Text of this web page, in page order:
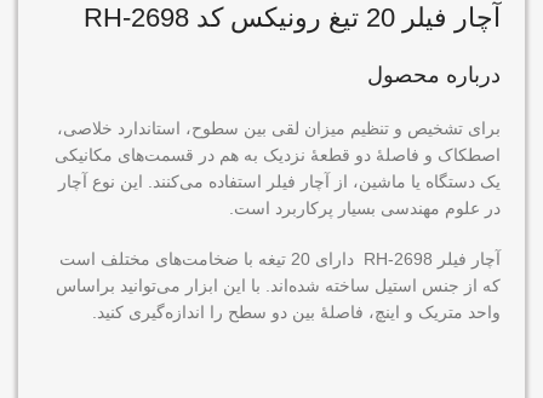
آچار فیلر 20 تیغ رونیکس کد RH-2698
درباره محصول
برای تشخیص و تنظیم میزان لقی بین سطوح، استاندارد خلاصی،
اصطکاک و فاصلۀ دو قطعۀ نزدیک به هم در قسمت‌های مکانیکی
یک دستگاه یا ماشین، از آچار فیلر استفاده می‌کنند. این نوع آچار
در علوم مهندسی بسیار پرکاربرد است.
آچار فیلر RH-2698 دارای 20 تیغه با ضخامت‌های مختلف است
که از جنس استیل ساخته‌ شده‌اند. با این ابزار می‌توانید براساس
واحد متریک و اینچ، فاصلۀ بین دو سطح را اندازه‌گیری کنید.